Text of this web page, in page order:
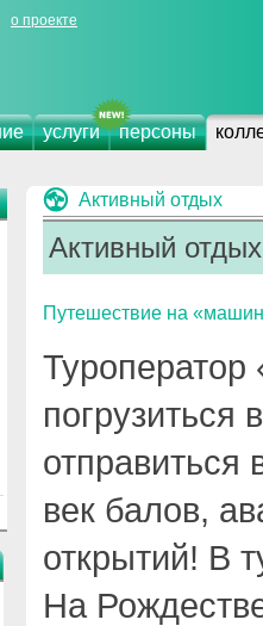
о проекте
услуги персоны
Активный отдых
Активный
Путешествие на
Туроператор
погрузиться
отправиться
век балов,
открытий! В
На